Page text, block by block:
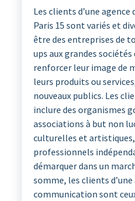
Les clients d’une
Paris 15 sont variés et
être des entreprises de
ups aux grandes
renforcer leur image de
leurs produits ou
nouveaux publics. Les
inclure des organismes
associations à but non
culturelles et artistiques,
professionnels
démarquer dans un
somme, les clients d’une
communication sont